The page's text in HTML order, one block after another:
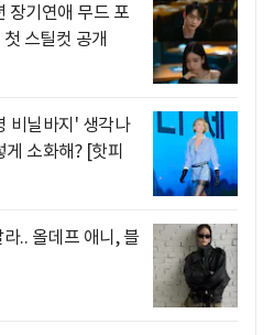
장기연애 무드 포
스틸컷 공개
비닐바지' 생각나
게 소화해? [핫피
.. 올데프 애니, 블